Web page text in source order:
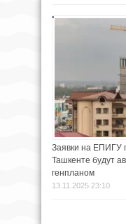
Заявки на ЕПИГУ
Ташкенте будут
генпланом
13.11.2025 23:10